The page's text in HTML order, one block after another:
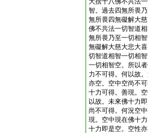
智。過去四無所畏
無所畏四無礙解大
佛不共法一切智道
無所畏乃至一切相
無礙解大慈大悲大
切智道相智一切相
一切相智空。所以
力不可得。何以故
亦空。空中空尚不
十力可得。善現。
以故。未來佛十力
尚不可得。何況空
現。空中現在佛十
十力即是空。空性